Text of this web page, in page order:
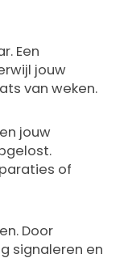
Een
jouw
van weken.
jouw
of
Door
signaleren en